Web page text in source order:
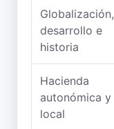
Globalización,
desarrollo e
historia
Hacienda
autonómica y
local